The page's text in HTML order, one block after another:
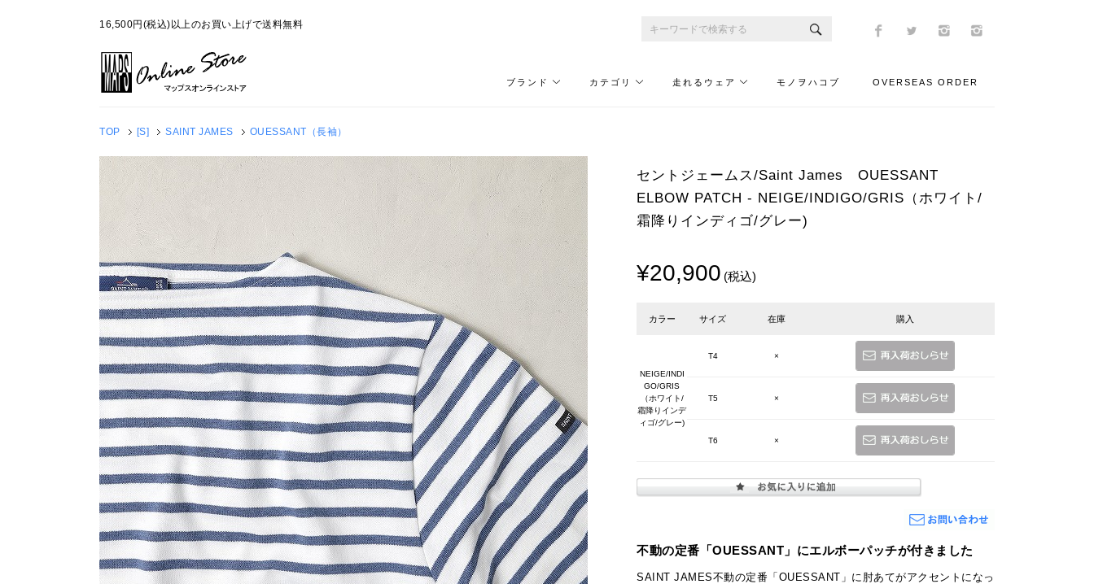
16,500円(税込)以上のお買い上げで送料無料
ブランド カテゴリ 走れるウェア モノヲハコブ OVERSEAS ORDER
TOP [S] SAINT JAMES OUESSANT（長袖）
セントジェームス/Saint James OUESSANT
ELBOW PATCH - NEIGE/INDIGO/GRIS（ホワイト/
霜降りインディゴ/グレー)
¥20,900 (税込)
カラー サイズ 在庫 購入
NEIGE/INDI
GO/GRIS
（ホワイト/
霜降りインデ
ィゴ/グレー)
T4 ×
T5 ×
T6 ×
不動の定番「OUESSANT」にエルボーパッチが付きました
SAINT JAMES不動の定番「OUESSANT」に肘あてがアクセントになっ